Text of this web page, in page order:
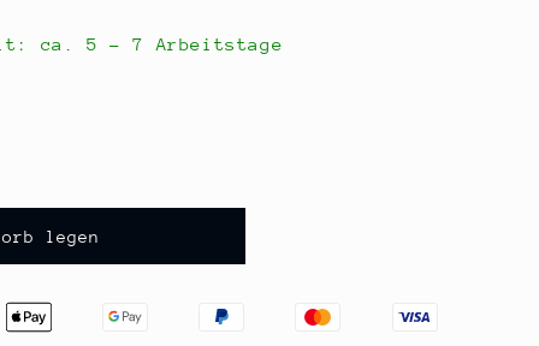
ca. 5 - 7 Arbeitstage
legen